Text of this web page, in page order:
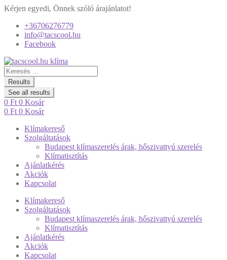
Kérjen egyedi, Önnek szóló árajánlatot!
+36706276779
info@tacscool.hu
Facebook
Search
...Results
See all results
0 Ft 0 Kosár
0 Ft 0 Kosár
Klímakereső
Szolgáltatások
Budapest klímaszerelés árak, hőszivattyú szerelés
Klímatisztítás
Ajánlatkérés
Akciók
Kapcsolat
Klímakereső
Szolgáltatások
Budapest klímaszerelés árak, hőszivattyú szerelés
Klímatisztítás
Ajánlatkérés
Akciók
Kapcsolat